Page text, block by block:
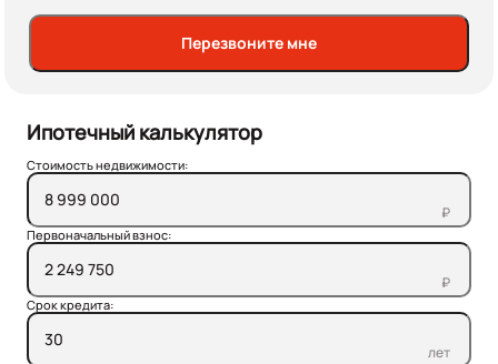
Перезвоните мне
Ипотечный калькулятор
Стоимость недвижимости:
₽
Первоначальный взнос:
₽
Срок кредита:
лет